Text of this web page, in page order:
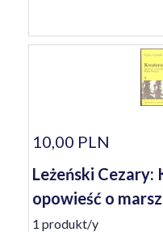
10,00 PLN
Leżeński Cezary:
opowieść o
1 produkt/y